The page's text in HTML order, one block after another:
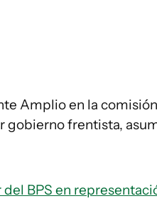
Amplio en la
gobierno frentista,
BPS en